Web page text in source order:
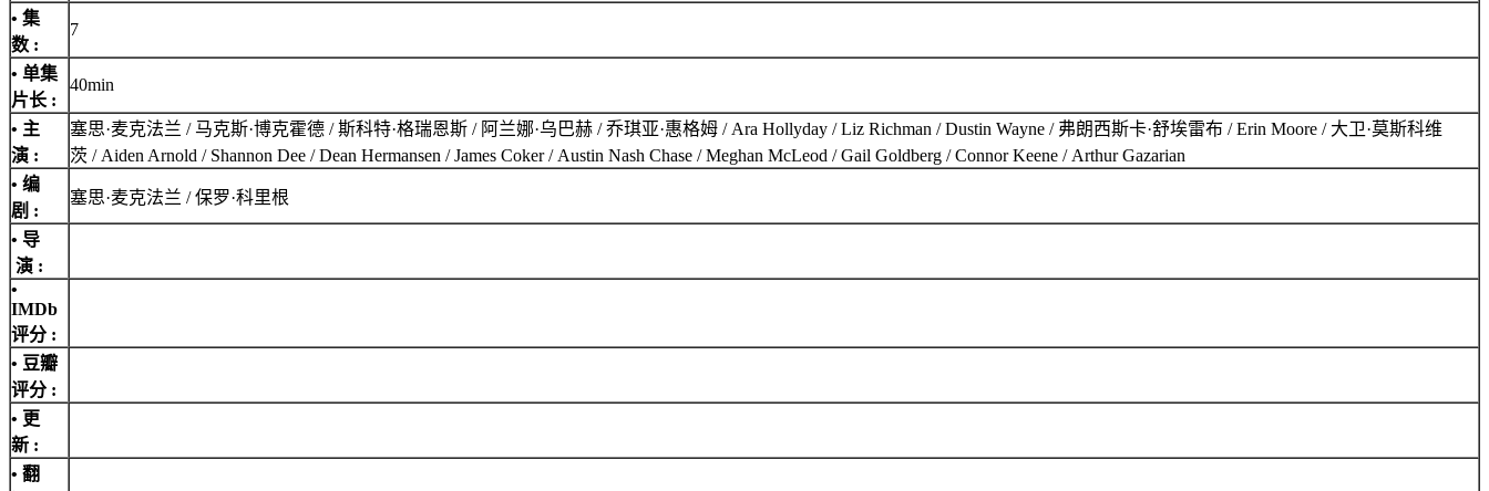
• 集
数 :
7
• 单集
片长 :
40min
• 主
演 :
塞思·麦克法兰 / 马克斯·博克霍德 / 斯科特·格瑞恩斯 / 阿兰娜·乌巴赫 / 乔琪亚·惠格姆 / Ara Hollyday / Liz Richman / Dustin Wayne / 弗朗西斯卡·舒埃雷布 / Erin Moore / 大卫·莫斯科维
茨 / Aiden Arnold / Shannon Dee / Dean Hermansen / James Coker / Austin Nash Chase / Meghan McLeod / Gail Goldberg / Connor Keene / Arthur Gazarian
• 编
剧 :
塞思·麦克法兰 / 保罗·科里根
• 导
演 :
•
IMDb
评分 :
• 豆瓣
评分 :
• 更
新 :
• 翻